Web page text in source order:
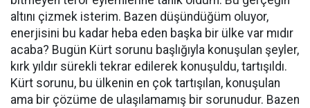
altını çizmek isterim. Bazen düşündüğüm oluyor,
enerjisini bu kadar heba eden başka bir ülke var mıdır
acaba? Bugün Kürt sorunu başlığıyla konuşulan şeyler,
kırk yıldır sürekli tekrar edilerek konuşuldu, tartışıldı.
Kürt sorunu, bu ülkenin en çok tartışılan, konuşulan
ama bir çözüme de ulaşılamamış bir sorunudur. Bazen